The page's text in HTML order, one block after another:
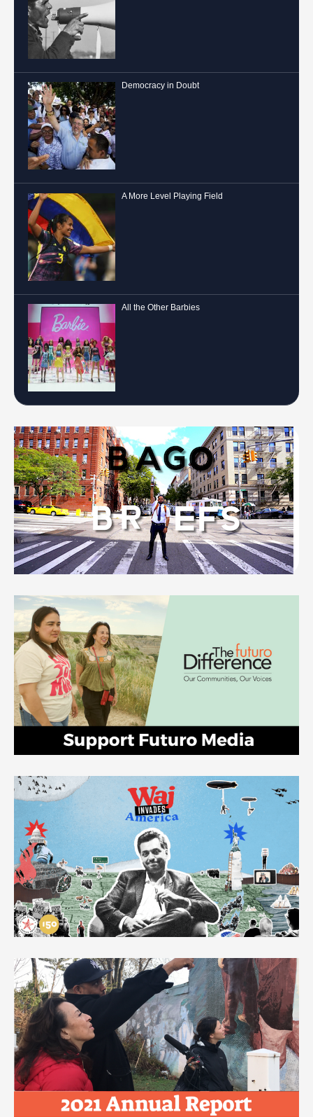
Democracy in Doubt
A More Level Playing Field
All the Other Barbies